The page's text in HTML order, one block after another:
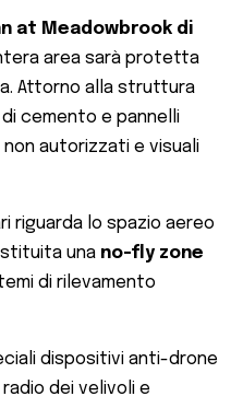
at Meadowbrook di
area sarà protetta
Attorno alla struttura
cemento e pannelli
autorizzati e visuali
riguarda lo spazio aereo
una no-fly zone
di rilevamento
dispositivi anti-drone
dei velivoli e